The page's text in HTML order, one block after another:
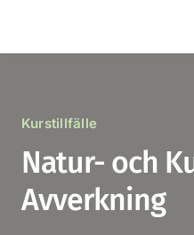
innehållet
Kurstillfälle
Natur- och
Avverkning